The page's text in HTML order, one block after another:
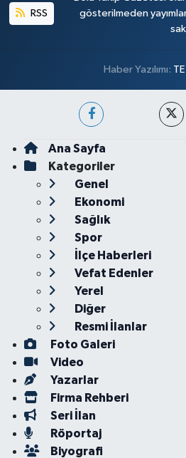
RSS
gösterilmeden
Haber Yazılımı:
Ana Sayfa
Kategoriler
Genel
Ekonomi
Sağlık
Spor
İlçe Haberleri
Vefat Edenler
Yerel
Diğer
Resmi İlanlar
Foto Galeri
Video
Yazarlar
Firma Rehberi
Seri İlan
Röportaj
Biyografi